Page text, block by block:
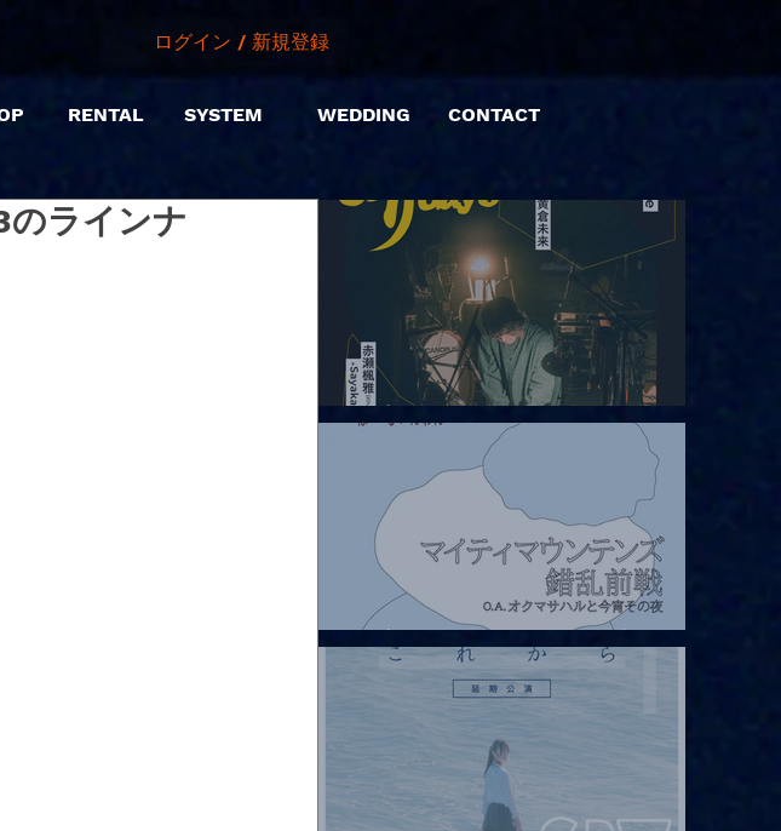
ログイン / 新規登録
RENTAL SYSTEM WEDDING CONTACT
のラインナ
2026.08.06 |【観覧】hamachiまつり2026２days-月見ル君想フ編
2026.08.07 |【観覧】マイティマウンテンズpresents. “HALL-IN-